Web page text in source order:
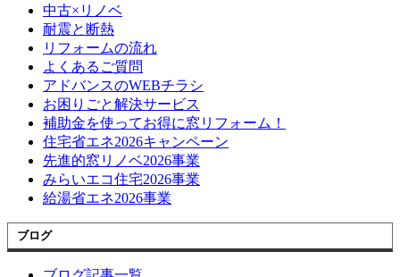
中古×リノベ
耐震と断熱
リフォームの流れ
よくあるご質問
アドバンスのWEBチラシ
お困りごと解決サービス
補助金を使ってお得に窓リフォーム！
住宅省エネ2026キャンペーン
先進的窓リノベ2026事業
みらいエコ住宅2026事業
給湯省エネ2026事業
ブログ